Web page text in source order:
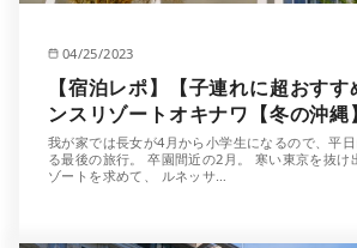
04/25/2023
【宿泊レポ】【子連れに超おす
ンスリゾートオキナワ【冬の沖縄】
我が家では長女が4月から小学生になるので、平
る最後の旅行。 卒園間近の2月。 寒い東京を抜け
ゾートを求めて、 ルネッサ…